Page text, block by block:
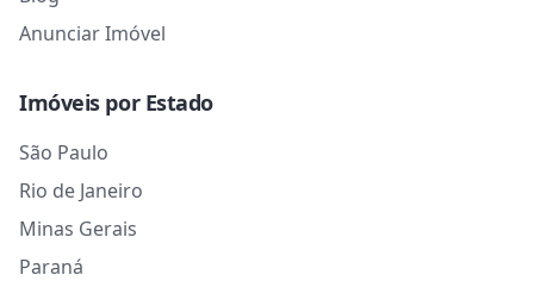
Anunciar Imóvel
Imóveis por Estado
São Paulo
Rio de Janeiro
Minas Gerais
Paraná